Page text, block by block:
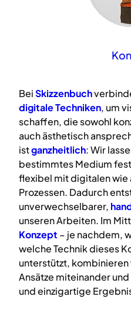
BeiSkizzenbuch
digitaleTechniken, um
schaffen, die sowohl
auch ästhetisch
istganzheitlich: Wir
bestimmtes Medium
flexibel mit digitalen wie
Prozessen. Dadurch
unverwechselbarer,
unseren Arbeiten. Im
Konzept – je nachdem,
welche Technik dieses
unterstützt,
Ansätze miteinander
und einzigartige